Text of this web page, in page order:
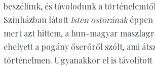
beszélünk, és távolodunk a
Színházban látott Isten ostoránaképpen
mert azt hittem, a hun-magyar
ehelyett a pogány őserőről szólt, ami
történelmen. Ugyanakkor el is távolított